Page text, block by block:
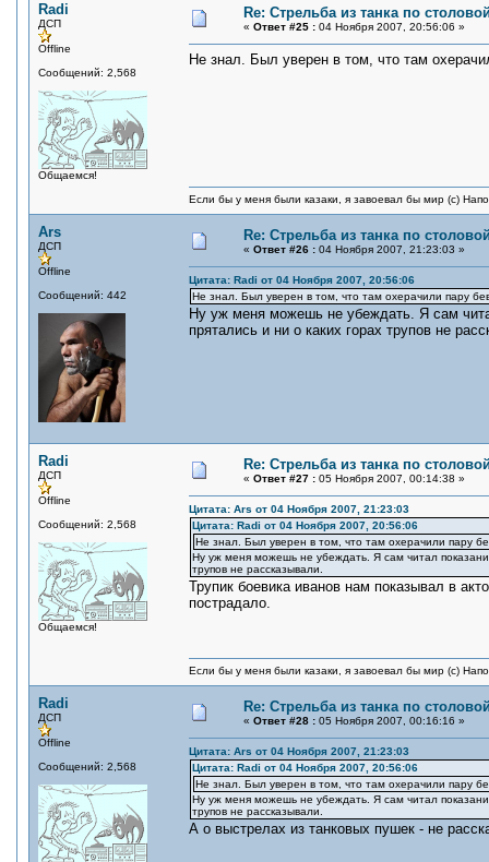
Radi
ДСП
Offline
Сообщений: 2,568
Общаемся!
Re: Стрельба из танка по
« Ответ #25 : 04 Ноября 2007, 20:56:06 »
Не знал. Был уверен в том, что там
Если бы у меня были казаки, я завоевал бы мир (с)
Ars
ДСП
Offline
Сообщений: 442
Re: Стрельба из танка по
« Ответ #26 : 04 Ноября 2007, 21:23:03 »
Цитата: Radi от 04 Ноября 2007, 20:56:06
Не знал. Был уверен в том, что там охерачили пару
Ну уж меня можешь не убеждать. Я сам
прятались и ни о каких горах трупов не
Radi
ДСП
Offline
Сообщений: 2,568
Общаемся!
Re: Стрельба из танка по
« Ответ #27 : 05 Ноября 2007, 00:14:38 »
Цитата: Ars от 04 Ноября 2007, 21:23:03
Цитата: Radi от 04 Ноября 2007, 20:56:06
Не знал. Был уверен в том, что там охерачили пару
Ну уж меня можешь не убеждать. Я сам читал
трупов не рассказывали.
Трупик боевика иванов нам показывал в
пострадало.
Если бы у меня были казаки, я завоевал бы мир (с)
Radi
ДСП
Offline
Сообщений: 2,568
Re: Стрельба из танка по
« Ответ #28 : 05 Ноября 2007, 00:16:16 »
Цитата: Ars от 04 Ноября 2007, 21:23:03
Цитата: Radi от 04 Ноября 2007, 20:56:06
Не знал. Был уверен в том, что там охерачили пару
Ну уж меня можешь не убеждать. Я сам читал
трупов не рассказывали.
А о выстрелах из танковых пушек - не